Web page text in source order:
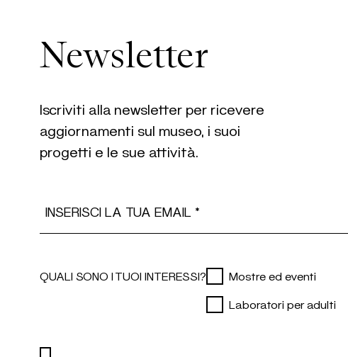
Newsletter
Iscriviti alla newsletter per ricevere
aggiornamenti sul museo, i suoi
progetti e le sue attività.
QUALI SONO I TUOI INTERESSI? Mostre ed eventi
Laboratori per adulti